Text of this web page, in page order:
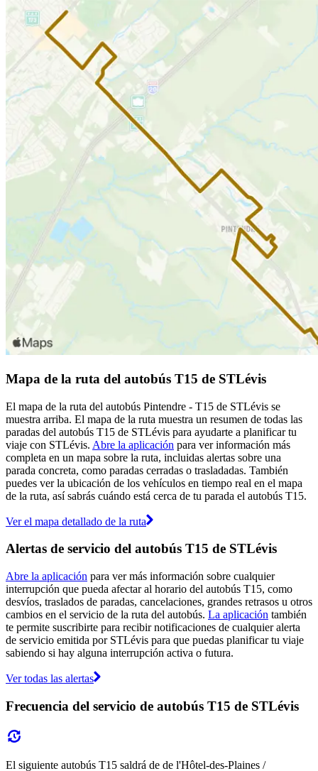
Mapa de la ruta del autobús T15 de STLévis
El mapa de la ruta del autobús Pintendre - T15 de STLévis se
muestra arriba. El mapa de la ruta muestra un resumen de todas las
paradas del autobús T15 de STLévis para ayudarte a planificar tu
viaje con STLévis. Abre la aplicación para ver información más
completa en un mapa sobre la ruta, incluidas alertas sobre una
parada concreta, como paradas cerradas o trasladadas. También
puedes ver la ubicación de los vehículos en tiempo real en el mapa
de la ruta, así sabrás cuándo está cerca de tu parada el autobús T15.
Ver el mapa detallado de la ruta
Alertas de servicio del autobús T15 de STLévis
Abre la aplicación para ver más información sobre cualquier
interrupción que pueda afectar al horario del autobús T15, como
desvíos, traslados de paradas, cancelaciones, grandes retrasos u otros
cambios en el servicio de la ruta del autobús. La aplicación también
te permite suscribirte para recibir notificaciones de cualquier alerta
de servicio emitida por STLévis para que puedas planificar tu viaje
sabiendo si hay alguna interrupción activa o futura.
Ver todas las alertas
Frecuencia del servicio de autobús T15 de STLévis
El siguiente autobús T15 saldrá de de l'Hôtel-des-Plaines /